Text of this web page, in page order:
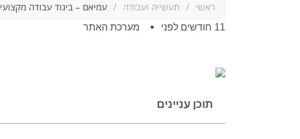
ראשי / תעשייה ועבודה / עמיאם – ביגוד עבודה מקצועי
11 חודשים לפני מערכת האתר
תוכן עניינים